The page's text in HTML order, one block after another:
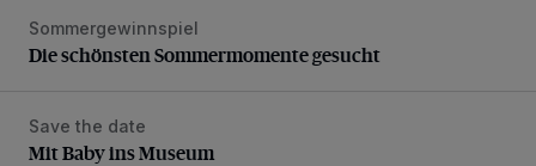
Die schönsten Sommermomente gesucht
Sommergewinnspiel
Die schönsten Sommermomente gesucht
Mit Baby ins Museum
Save the date
Mit Baby ins Museum